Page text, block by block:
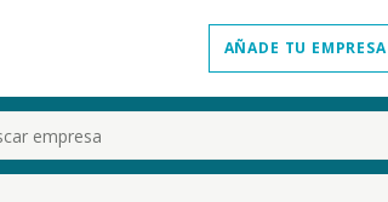
AÑADE TU EMPRESA